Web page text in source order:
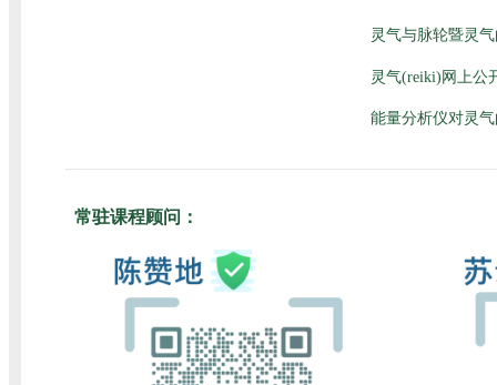
灵气与脉轮暨灵
灵气(reiki)网上公
能量分析仪对灵
常驻课程顾问：